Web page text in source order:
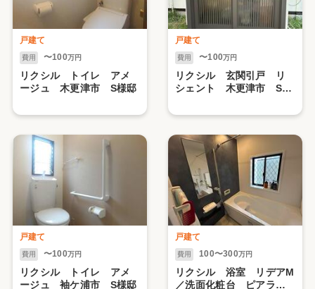
戸建て
費用 〜100万円
リクシル トイレ アメ
ージュ 木更津市 S様邸
戸建て
費用 〜100万円
リクシル 玄関引戸 リ
シェント 木更津市 S様
戸建て
費用 〜100万円
リクシル トイレ アメ
ージュ 袖ケ浦市 S様邸
戸建て
費用 100〜300万円
リクシル 浴室 リデアМ
／洗面化粧台 ピアラ